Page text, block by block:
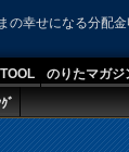
の幸せになる分配
TOOL のりたマガジ
ﾞ